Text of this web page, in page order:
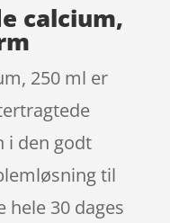
calcium,
250 ml er
i den godt
til
hele 30 dages